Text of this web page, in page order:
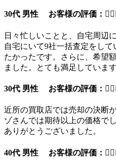
30代 男性 お客様の評価：
日々忙しいことと、自宅周辺
自宅にいて9社一括査定をし
たかったです。さらに、希望
ました。とても満足していま
30代 男性 お客様の評価：
近所の買取店では売却の決断
ゾさんでは期待以上の価格で
ありがとうございました。
40代 男性 お客様の評価：